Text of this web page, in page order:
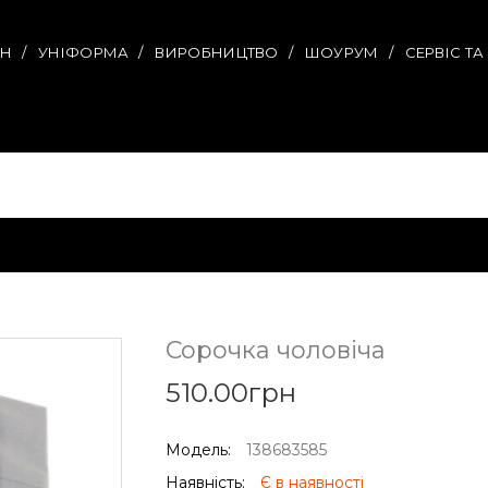
УНІФОРМА ВИРОБНИЦТВО ШОУРУМ СЕРВІС
Сорочка чоловіча
510.00грн
Модель:
138683585
Наявність:
Є в наявності